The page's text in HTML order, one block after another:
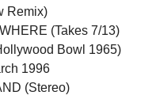
Remix)
(Takes 7/13)
Bowl 1965)
1996
(Stereo)